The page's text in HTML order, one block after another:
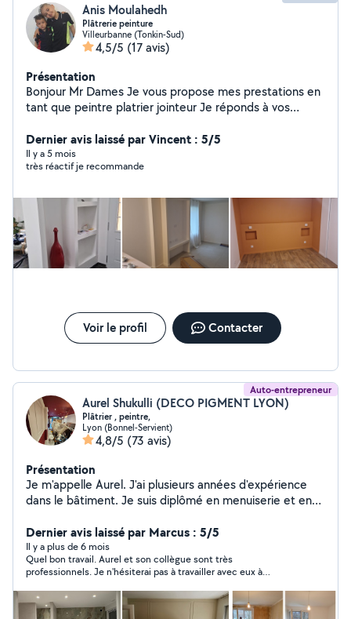
Anis Moulahedh
Plâtrerie peinture
Villeurbanne (Tonkin-Sud)
4,5/5 (17 avis)
Présentation
Bonjour Mr Dames Je vous propose mes prestations en
tant que peintre platrier jointeur Je réponds à vos
ratissage général .pose tous types de revêtements
mural .pose des bandes a joints .préparation de tous
supports. pose tous types de peintures. etc ) Travail
Dernier avis laissé par Vincent : 5/5
Il y a 5 mois
très réactif je recommande
Voir le profil Contacter
Auto-entrepreneur
Aurel Shukulli (DECO PIGMENT LYON)
Plâtrier , peintre,
Lyon (Bonnel-Servient)
4,8/5 (73 avis)
Présentation
Je m'appelle Aurel. J'ai plusieurs années d'expérience
dans le bâtiment. Je suis diplômé en menuiserie et en
s'étend à une gamme variée de travaux de bricolage,
incluant le ponçage des murs, la peinture, le ratissage et
la bande à joint. Je reste à votre disposition. N'hésitez
pas à me contacter! Je me déplace gratuitement pour
voir les travaux et faire le devis Au plaisir de travailler
avec vous Bien cordialement Aurel
Dernier avis laissé par Marcus : 5/5
Il y a plus de 6 mois
Quel bon travail. Aurel et son collègue sont très
professionnels. Je n'hésiterai pas à travailler avec eux à